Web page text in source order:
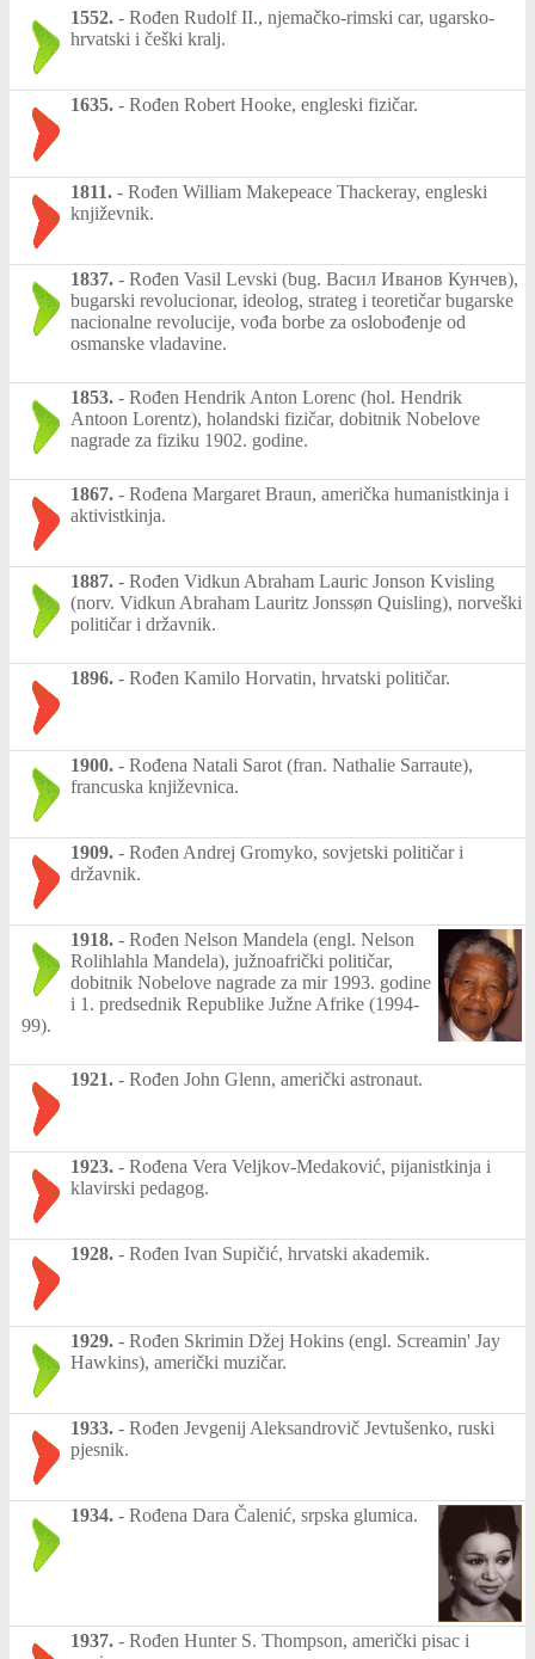
1552. - Rođen Rudolf II., njemačko-rimski car, ugarsko-
hrvatski i češki kralj.
1635. - Rođen Robert Hooke, engleski fizičar.
1811. - Rođen William Makepeace Thackeray, engleski
književnik.
1837. - Rođen Vasil Levski (bug. Васил Иванов Кунчев),
bugarski revolucionar, ideolog, strateg i teoretičar bugarske
nacionalne revolucije, vođa borbe za oslobođenje od
osmanske vladavine.
1853. - Rođen Hendrik Anton Lorenc (hol. Hendrik
Antoon Lorentz), holandski fizičar, dobitnik Nobelove
nagrade za fiziku 1902. godine.
1867. - Rođena Margaret Braun, američka humanistkinja i
aktivistkinja.
1887. - Rođen Vidkun Abraham Lauric Jonson Kvisling
(norv. Vidkun Abraham Lauritz Jonssøn Quisling), norveški
političar i državnik.
1896. - Rođen Kamilo Horvatin, hrvatski političar.
1900. - Rođena Natali Sarot (fran. Nathalie Sarraute),
francuska književnica.
1909. - Rođen Andrej Gromyko, sovjetski političar i
državnik.
1918. - Rođen Nelson Mandela (engl. Nelson
Rolihlahla Mandela), južnoafrički političar,
dobitnik Nobelove nagrade za mir 1993. godine
i 1. predsednik Republike Južne Afrike (1994-
99).
1921. - Rođen John Glenn, američki astronaut.
1923. - Rođena Vera Veljkov-Medaković, pijanistkinja i
klavirski pedagog.
1928. - Rođen Ivan Supičić, hrvatski akademik.
1929. - Rođen Skrimin Džej Hokins (engl. Screamin' Jay
Hawkins), američki muzičar.
1933. - Rođen Jevgenij Aleksandrovič Jevtušenko, ruski
pjesnik.
1934. - Rođena Dara Čalenić, srpska glumica.
1937. - Rođen Hunter S. Thompson, američki pisac i